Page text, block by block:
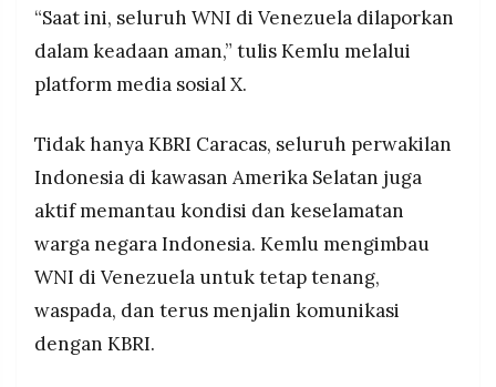
RESOLUSI
MEDIA
PRAMUDITA
“Saat ini, seluruh WNI di Venezuela dilaporkan
dalam keadaan aman,” tulis Kemlu melalui
platform media sosial X.
Tidak hanya KBRI Caracas, seluruh perwakilan
Indonesia di kawasan Amerika Selatan juga
aktif memantau kondisi dan keselamatan
warga negara Indonesia. Kemlu mengimbau
WNI di Venezuela untuk tetap tenang,
waspada, dan terus menjalin komunikasi
dengan KBRI.